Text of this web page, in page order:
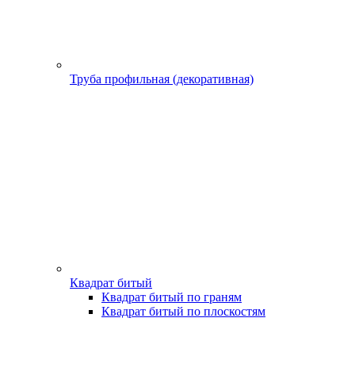
Труба профильная (декоративная)
Квадрат битый
Квадрат битый по граням
Квадрат битый по плоскостям